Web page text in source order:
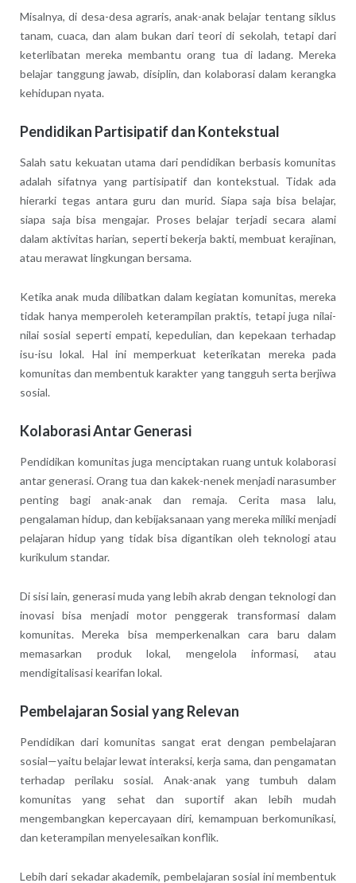
Misalnya, di desa-desa agraris, anak-anak belajar tentang siklus
tanam, cuaca, dan alam bukan dari teori di sekolah, tetapi dari
keterlibatan mereka membantu orang tua di ladang. Mereka
belajar tanggung jawab, disiplin, dan kolaborasi dalam kerangka
kehidupan nyata.
Pendidikan Partisipatif dan Kontekstual
Salah satu kekuatan utama dari pendidikan berbasis komunitas
adalah sifatnya yang partisipatif dan kontekstual. Tidak ada
hierarki tegas antara guru dan murid. Siapa saja bisa belajar,
siapa saja bisa mengajar. Proses belajar terjadi secara alami
dalam aktivitas harian, seperti bekerja bakti, membuat kerajinan,
atau merawat lingkungan bersama.
Ketika anak muda dilibatkan dalam kegiatan komunitas, mereka
tidak hanya memperoleh keterampilan praktis, tetapi juga nilai-
nilai sosial seperti empati, kepedulian, dan kepekaan terhadap
isu-isu lokal. Hal ini memperkuat keterikatan mereka pada
komunitas dan membentuk karakter yang tangguh serta berjiwa
sosial.
Kolaborasi Antar Generasi
Pendidikan komunitas juga menciptakan ruang untuk kolaborasi
antar generasi. Orang tua dan kakek-nenek menjadi narasumber
penting bagi anak-anak dan remaja. Cerita masa lalu,
pengalaman hidup, dan kebijaksanaan yang mereka miliki menjadi
pelajaran hidup yang tidak bisa digantikan oleh teknologi atau
kurikulum standar.
Di sisi lain, generasi muda yang lebih akrab dengan teknologi dan
inovasi bisa menjadi motor penggerak transformasi dalam
komunitas. Mereka bisa memperkenalkan cara baru dalam
memasarkan produk lokal, mengelola informasi, atau
mendigitalisasi kearifan lokal.
Pembelajaran Sosial yang Relevan
Pendidikan dari komunitas sangat erat dengan pembelajaran
sosial—yaitu belajar lewat interaksi, kerja sama, dan pengamatan
terhadap perilaku sosial. Anak-anak yang tumbuh dalam
komunitas yang sehat dan suportif akan lebih mudah
mengembangkan kepercayaan diri, kemampuan berkomunikasi,
dan keterampilan menyelesaikan konflik.
Lebih dari sekadar akademik, pembelajaran sosial ini membentuk